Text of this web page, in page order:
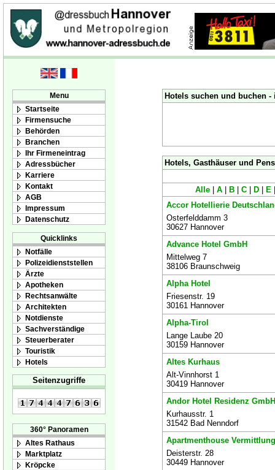
Menu
Startseite
Firmensuche
Behörden
Branchen
Ihr Firmeneintrag
Adressbücher
Karriere
Kontakt
AGB
Impressum
Datenschutz
Quicklinks
Notfälle
Polizeidienststellen
Ärzte
Apotheken
Rechtsanwälte
Architekten
Notdienste
Sachverständige
Steuerberater
Touristik
Hotels
Seitenzugriffe
360° Panoramen
Altes Rathaus
Marktplatz
Kröpcke
Hotels suchen und buchen
Hotels, Gasthäuser und
Alle A B C D E
Accor Hotellierie
Osterfelddamm 3
30627 Hannover
Advance Hotel GmbH
Mittelweg 7
38106 Braunschweig
Alpha Hotel
Friesenstr. 19
30161 Hannover
Alpha-Tirol
Lange Laube 20
30159 Hannover
Altes Kurhaus
Alt-Vinnhorst 1
30419 Hannover
Andor Hotel Residenz GmbH
Kurhausstr. 1
31542 Bad Nenndorf
Apartmenthouse
Deisterstr. 28
30449 Hannover